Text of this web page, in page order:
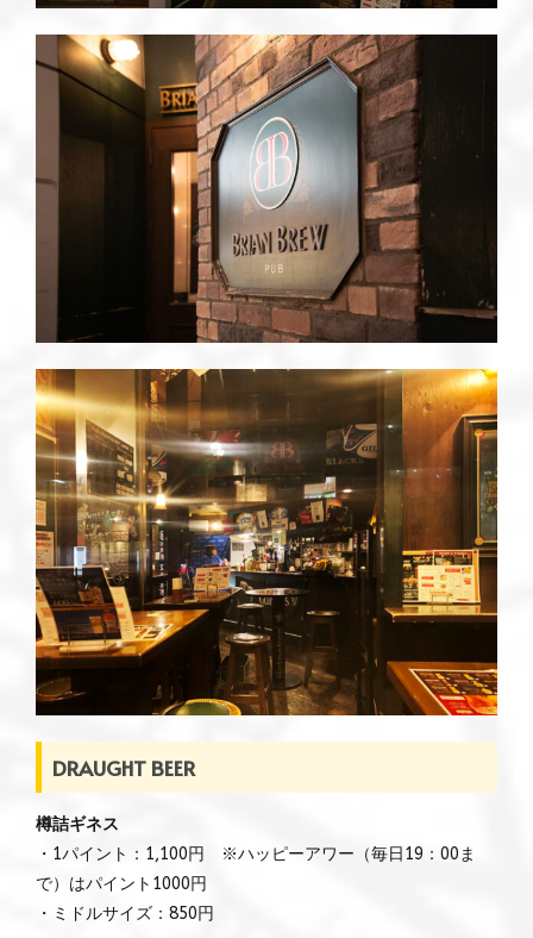
DRAUGHT BEER
樽詰ギネス
・1パイント：1,100円 ※ハッピーアワー（毎日19：00ま
で）はパイント1000円
・ミドルサイズ：850円